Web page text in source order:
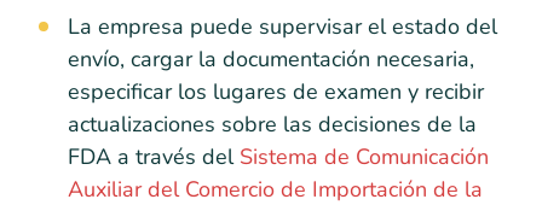
La empresa puede supervisar el estado del
envío, cargar la documentación necesaria,
especificar los lugares de examen y recibir
actualizaciones sobre las decisiones de la
FDA a través del Sistema de Comunicación
Auxiliar del Comercio de Importación de la